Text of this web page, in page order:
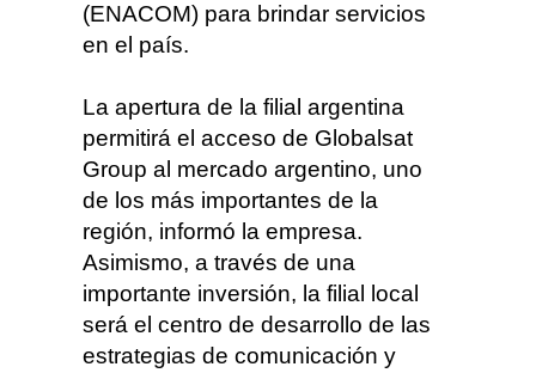
(ENACOM) para brindar servicios
en el país.
La apertura de la filial argentina
permitirá el acceso de Globalsat
Group al mercado argentino, uno
de los más importantes de la
región, informó la empresa.
Asimismo, a través de una
importante inversión, la filial local
será el centro de desarrollo de las
estrategias de comunicación y